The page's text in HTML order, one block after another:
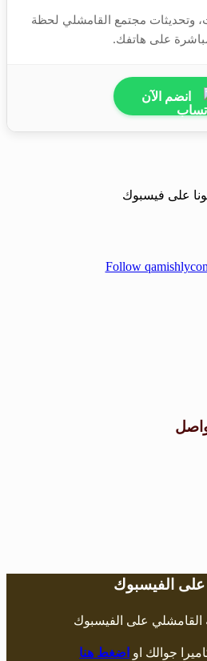
وتحديثات مجتمع القامشلي لحظة
على هاتفك.
انضم الآن
الفيسبوك
جوالك او اضغط هنا